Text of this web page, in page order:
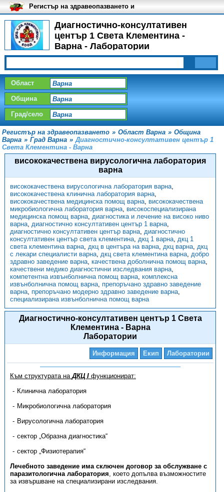
Диагностично-консултативен
център 1 Света Клементина -
Варна - Лаборатории
Регистър на здравеопазването и
медицинските заведения в
България
Област
Община
Град/село
Регистър на здравеопазването » Област Варна » Община
Варна » Град Варна » Диагностично-консултативен център 1
Света Клементина - Варна
висококачествена вирусологична лаборатория
варна
висококачествена вирусологична лаборатория варна,
висококачествена клинична лаборатория варна,
висококачествена медицинска помощ варна, висококачествена
микробиологична лаборатория варна, високоспециализирана
медицинска помощ варна, диагностика и лечение на високо ниво
варна, диагностично консултативен център 1 варна,
диагностично консултативен център варна, диагностично
консултативен център света клементина, дкц 1 варна, дкц 1
света клементина варна, дкц в центъра на варна, дкц варна, дкц
с лекари специалисти варна, дкц света клементина варна, добро
здравно заведение варна, качествена доболнична помощ варна,
качествени медико диагностични изследвания варна,
компетентна извънболнична помощ варна, комплексна
извънболнична помощ варна, препоръчано здравно заведение
варна, препоръчано модерно здравно заведение варна,
специализирана извънболнична помощ варна
Диагностично-консултативен център 1 Света
Клементина - Варна
Лаборатории
Информация Екип Лаборатории
Към структурата наДКЦ Iфункционират:
Клинична лаборатория
Микробиологична лаборатория
Вирусологична лаборатория
сектор „Образна диагностика“
сектор „Физиотерапия“
Лечебното заведение има сключен договор за обслужване с
паразитологична лаборатория, което допълва възможностите
за извършване на специализирани изследвания.